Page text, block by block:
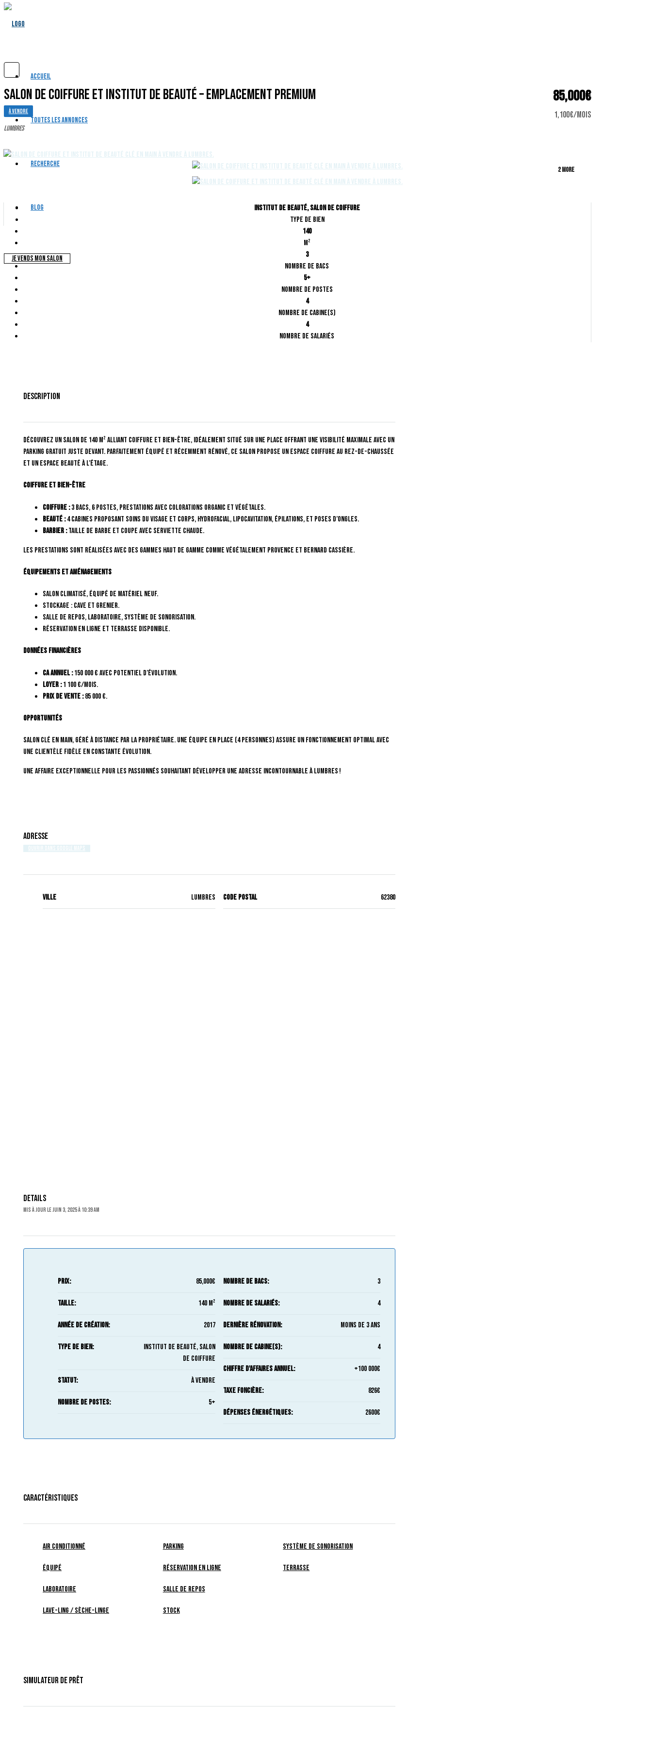
ACCUEIL
TOUTES LES ANNONCES
RECHERCHE
BLOG
JE VENDS MON SALON
Salon De Coiffure Et Institut De Beauté – Emplacement Premium 85,000€
1,100€/mois
À VENDRE
Lumbres
2 More
Institut de beauté, Salon de coiffure
Type de bien
140
m²
3
Nombre de bacs
5+
Nombre de postes
4
Nombre de cabine(s)
4
Nombre de salariés
Description
Découvrez un salon de 140 m² alliant coiffure et bien-être, idéalement situé sur une place offrant une visibilité maximale avec un
parking gratuit juste devant. Parfaitement équipé et récemment rénové, ce salon propose un espace coiffure au rez-de-chaussée
et un espace beauté à l’étage.
Coiffure Et Bien-Être
Coiffure :3 bacs, 6 postes, prestations avec colorations Organic et végétales.
Beauté :4 cabines proposant soins du visage et corps, hydrofacial, lipocavitation, épilations, et poses d’ongles.
Barbier :Taille de barbe et coupe avec serviette chaude.
Les prestations sont réalisées avec des gammes haut de gamme comme Végétalement Provence et Bernard Cassière.
Équipements Et Aménagements
Salon climatisé, équipé de matériel neuf.
Stockage : cave et grenier.
Salle de repos, laboratoire, système de sonorisation.
Réservation en ligne et terrasse disponible.
Données Financières
CA annuel :150 000 € avec potentiel d’évolution.
Loyer :1 100 €/mois.
Prix de vente :85 000 €.
Opportunités
Salon clé en main, géré à distance par la propriétaire. Une équipe en place (4 personnes) assure un fonctionnement optimal avec
une clientèle fidèle en constante évolution.
Une affaire exceptionnelle pour les passionnés souhaitant développer une adresse incontournable à Lumbres !
Adresse
Ouvrir dans Google Maps
Ville Lumbres Code Postal 62380
Details
Mis à jour le juin 3, 2025 à 10:39 am
Prix: 85,000€
Taille: 140 m²
Année de création: 2017
Type de bien:
Institut de beauté, Salon
de coiffure
Statut: À Vendre
Nombre de postes: 5+
Nombre de bacs: 3
Nombre de salariés: 4
Dernière rénovation: Moins de 3 ans
Nombre de cabine(s): 4
Chiffre d'Affaires Annuel: +100 000€
Taxe foncière: 826€
Dépenses énergétiques: 2600€
Caractéristiques
Air Conditionné
Équipé
Laboratoire
Lave-ling / Sèche-linge
Parking
Réservation en ligne
Salle de repos
Stock
Système de Sonorisation
Terrasse
Simulateur De Prêt